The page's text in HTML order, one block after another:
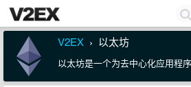
V2EX › 以太坊
以太坊是一个为去中心化应用程